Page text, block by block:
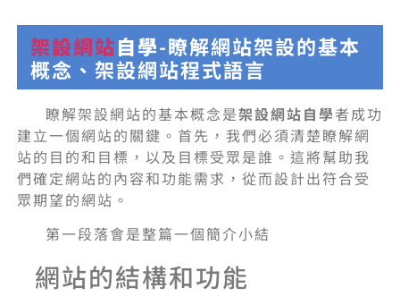
架設網站自學-瞭解網站架設的基本
概念、架設網站程式語言
瞭解架設網站的基本概念是架設網站自學者成功
建立一個網站的關鍵。首先，我們必須清楚瞭解網
站的目的和目標，以及目標受眾是誰。這將幫助我
們確定網站的內容和功能需求，從而設計出符合受
眾期望的網站。
第一段落會是整篇一個簡介小結
網站的結構和功能